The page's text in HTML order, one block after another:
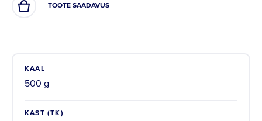
TOOTE SAADAVUS
KAAL
500 g
KAST (TK)